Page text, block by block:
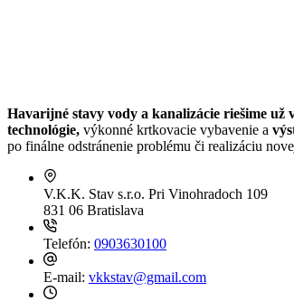
Havarijné stavy vody a kanalizácie riešime už
technológie, výkonné krtkovacie vybavenie a
po finálne odstránenie problému či realizáciu
V.K.K. Stav s.r.o. Pri Vinohradoch 109
831 06 Bratislava
Telefón: 0903630100
E-mail: vkkstav@gmail.com